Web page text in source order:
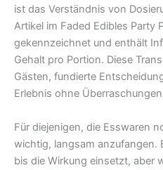
ist das Verständnis von
Artikel im Faded Edibles Party
gekennzeichnet und enthält
Gehalt pro Portion. Diese
Gästen, fundierte
Erlebnis ohne
Für diejenigen, die Esswaren
wichtig, langsam anzufangen.
bis die Wirkung einsetzt, aber